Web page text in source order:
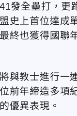
發全壘打，更
史上首位達成
終也獲得國聯
與教士進行一
前年締造多項
優異表現。